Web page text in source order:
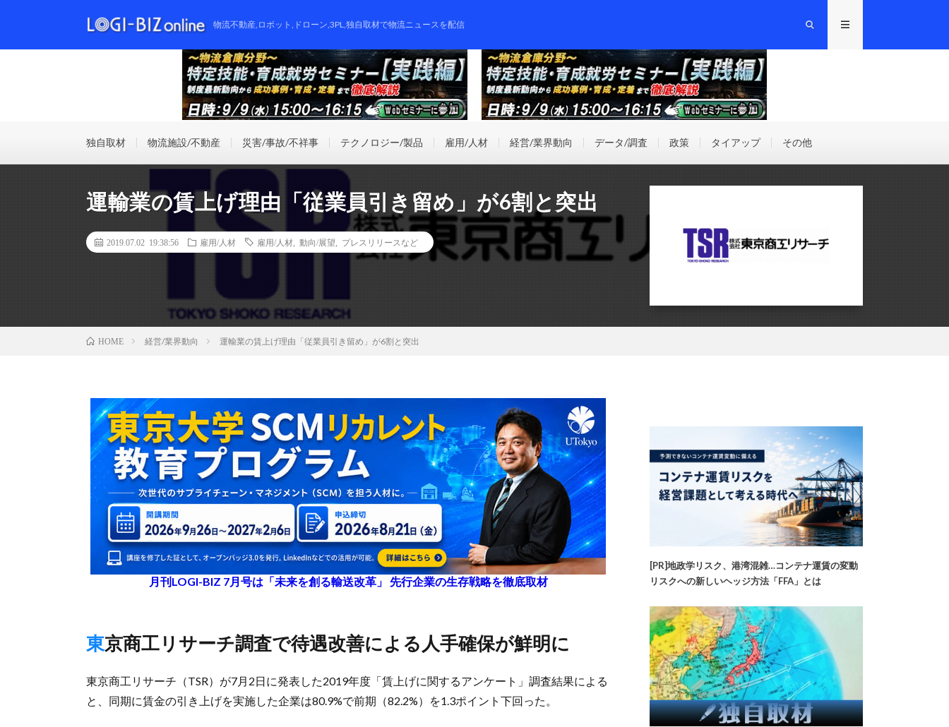
物流不動産,ロボット,ドローン,3PL,独自取材で物流ニュースを配信
独自取材 物流施設/不動産 災害/事故/不祥事 テクノロジー/製品 雇用/人材 経営/業界動向 データ/調査 政策 タイアップ その他
運輸業の賃上げ理由「従業員引き留め」が6割と突出
2019.07.02 19:38:56 雇用/人材 雇用/人材 動向/展望 プレスリリースなど
HOME 経営/業界動向 運輸業の賃上げ理由「従業員引き留め」が6割と突出
月刊LOGI-BIZ 7月号は「未来を創る輸送改革」 先行企業の生存戦略を徹底取材
東京商工リサーチ調査で待遇改善による人手確保が鮮明に
東京商工リサーチ（TSR）が7月2日に発表した2019年度「賃上げに関するアンケート」調査結果による
と、同期に賃金の引き上げを実施した企業は80.9%で前期（82.2%）を1.3ポイント下回った。
[PR]地政学リスク、港湾混雑…コンテナ運賃の変動
リスクへの新しいヘッジ方法「FFA」とは